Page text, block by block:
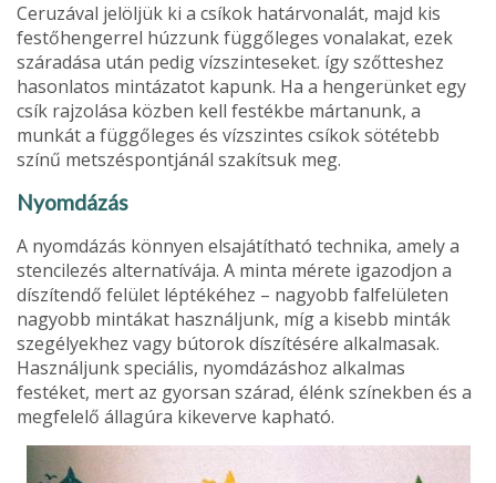
Ceruzával jelöljük ki a csíkok határvonalát, majd kis
festőhengerrel húzzunk függőleges vonalakat, ezek
száradása után pedig vízszinteseket. így szőtteshez
hason­latos mintázatot kapunk. Ha a hengerünket egy
csík rajzolása közben kell festékbe mártanunk, a
munkát a függőleges és vízszintes csíkok sötétebb
színű metszéspontjánál szakítsuk meg.
Nyomdázás
A nyomdázás könnyen elsajátítható technika, amely a
stencilezés alternatívája. A minta mérete igazodjon a
díszítendő felület léptékéhez – nagyobb falfelületen
nagyobb mintákat használjunk, míg a kisebb minták
szegélyekhez vagy bútorok díszítésére alkalmasak.
Használjunk speciális, nyomdázáshoz alkalmas
festéket, mert az gyorsan szárad, élénk színekben és a
megfelelő állagúra kikeverve kapható.